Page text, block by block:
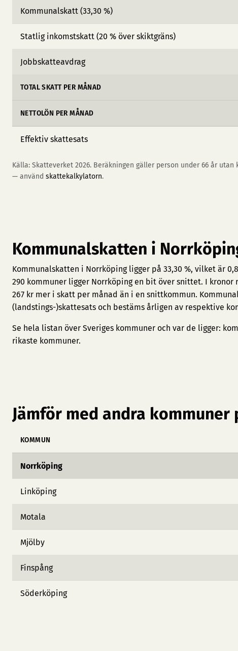
Kommunalskatt (33,30 %)
Statlig inkomstskatt (20 % över skiktgräns)
Jobbskatteavdrag
TOTAL SKATT PER MÅNAD
NETTOLÖN PER MÅNAD
Effektiv skattesats
Källa: Skatteverket 2026. Beräkningen gäller person under 66 år
— använd skattekalkylatorn.
Kommunalskatten i
Kommunalskatten i Norrköping ligger på 33,30 %, vilket är
290 kommuner ligger Norrköping en bit över snittet. I
267 kr mer i skatt per månad än i en snittkommun.
(landstings-)skattesats och bestäms årligen av respektive
Se hela listan över Sveriges kommuner och var de ligger:
rikaste kommuner.
Jämför med andra kommuner
KOMMUN
Norrköping
Linköping
Motala
Mjölby
Finspång
Söderköping